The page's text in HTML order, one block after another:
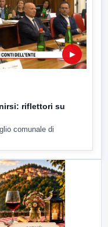
▶
riflettori su
comunale di